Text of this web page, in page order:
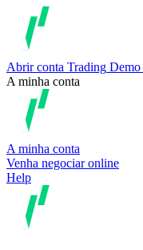
Abrir conta Trading Demo
A minha conta
A minha conta
Venha negociar online
Help